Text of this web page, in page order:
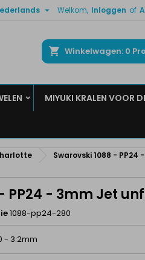
Welkom, Inloggen of

Winkelwagen 0
MIYUKI KRALEN VOOR
Swarovski 1088 - PP24
PP24 - 3mm Jet
1088-pp24-280
- 3.2mm